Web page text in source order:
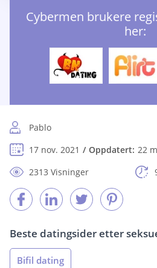
Cybermen brukere
her:
Pablo
17 nov. 2021
Oppdatert: 22
2313 Visninger
Beste datingsider etter
Bifil dating